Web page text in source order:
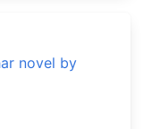
novel by